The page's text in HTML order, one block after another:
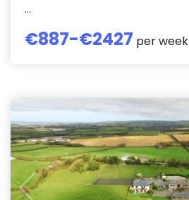
...
€887-€2427 per week